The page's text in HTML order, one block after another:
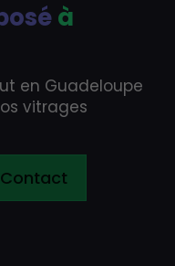
à
en Guadeloupe
vitrages
Contact